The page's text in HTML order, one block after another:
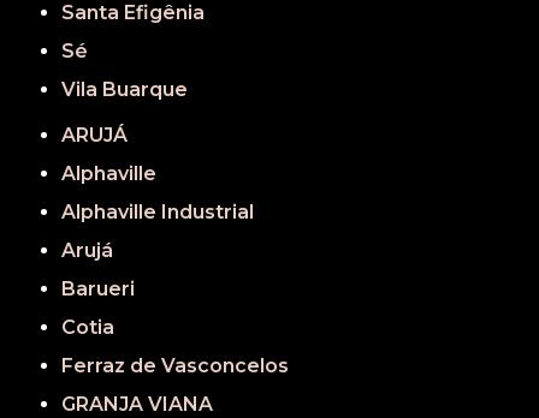
Santa Efigênia
Sé
Vila Buarque
ARUJÁ
Alphaville
Alphaville Industrial
Arujá
Barueri
Cotia
Ferraz de Vasconcelos
GRANJA VIANA